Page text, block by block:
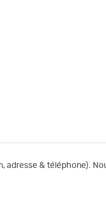
adresse & téléphone).